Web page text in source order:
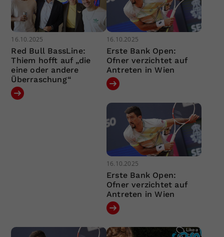
16.10.2025
Red Bull BassLine:
Thiem hofft auf „die
eine oder andere
Überraschung“
16.10.2025
Erste Bank Open:
Ofner verzichtet auf
Antreten in Wien
16.10.2025
Erste Bank Open:
Ofner verzichtet auf
Antreten in Wien